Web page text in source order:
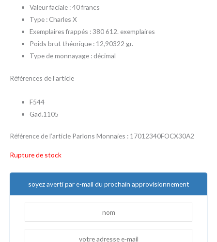
Valeur faciale : 40 francs
Type : Charles X
Exemplaires frappés : 380 612. exemplaires
Poids brut théorique : 12,90322 gr.
Type de monnayage : décimal
Références de l’article
F544
Gad.1105
Référence de l’article Parlons Monnaies : 17012340FOCX30A2
Rupture de stock
soyez averti par e-mail du prochain approvisionnement